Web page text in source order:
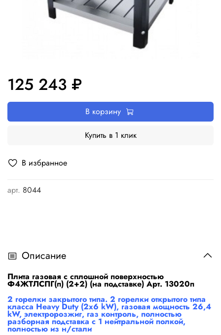
В избранное
арт. 8044
125 243 ₽
В корзину
Купить в 1 клик
Описание
Плита газовая с сплошной поверхностью
Ф4ЖТЛСПГ(п) (2+2) (на подставке) Арт. 13020п
2 горелки закрытого типа. 2 горелки открытого типа
класса Heavy Duty (2х6 kW), газовая мощность 26,4
kW, электророзжиг, газ контроль, полностью
разборная подставка с 1 нейтральной полкой,
полностью из н/стали